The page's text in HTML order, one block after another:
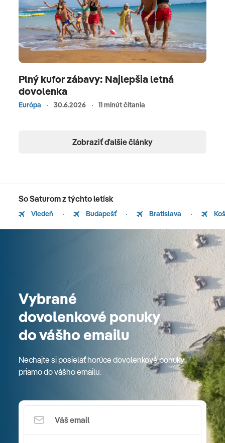
Plný kufor zábavy: Najlepšia letná
dovolenka
Európa 30.6.2026 11 minút čítania
Zobraziť ďalšie články
So Saturom z týchto letísk
Viedeň Budapešť Bratislava
Vybrané
dovolenkové ponuky
do vášho emailu
Nechajte si posielať horúce dovolenkové ponuky
priamo do vášho emailu.